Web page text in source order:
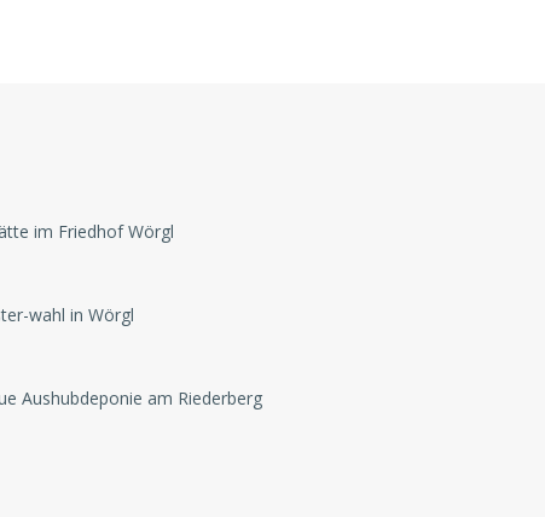
im Friedhof Wörgl
wahl in Wörgl
Aushubdeponie am Riederberg